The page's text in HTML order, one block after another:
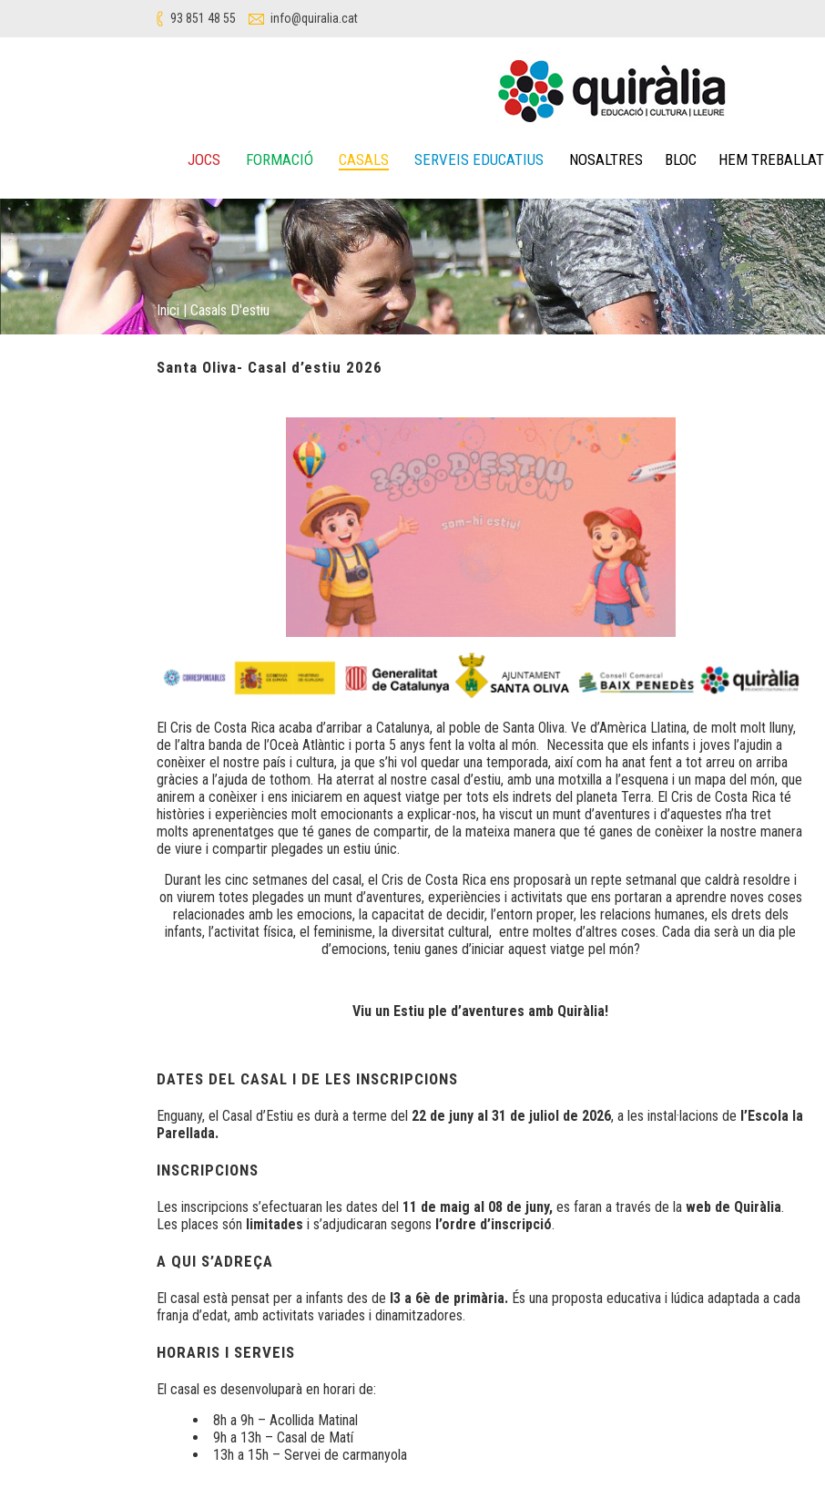
93 851 48 55 info@quiralia.cat
JOCS FORMACIÓ CASALS SERVEIS EDUCATIUS NOSALTRES BLOC HEM TREBALLAT
Inici|Casals D'estiu
Santa Oliva- Casal d’estiu 2026
El Cris de Costa Rica acaba d’arribar a Catalunya, al poble de Santa Oliva. Ve d’Amèrica Llatina, de molt molt lluny,
de l’altra banda de l’Oceà Atlàntic i porta 5 anys fent la volta al món. Necessita que els infants i joves l’ajudin a
conèixer el nostre país i cultura, ja que s’hi vol quedar una temporada, així com ha anat fent a tot arreu on arriba
gràcies a l’ajuda de tothom. Ha aterrat al nostre casal d’estiu, amb una motxilla a l’esquena i un mapa del món, que
anirem a conèixer i ens iniciarem en aquest viatge per tots els indrets del planeta Terra. El Cris de Costa Rica té
històries i experiències molt emocionants a explicar-nos, ha viscut un munt d’aventures i d’aquestes n’ha tret
molts aprenentatges que té ganes de compartir, de la mateixa manera que té ganes de conèixer la nostre manera
de viure i compartir plegades un estiu únic.
Durant les cinc setmanes del casal, el Cris de Costa Rica ens proposarà un repte setmanal que caldrà resoldre i
on viurem totes plegades un munt d’aventures, experiències i activitats que ens portaran a aprendre noves coses
relacionades amb les emocions, la capacitat de decidir, l’entorn proper, les relacions humanes, els drets dels
infants, l’activitat física, el feminisme, la diversitat cultural, entre moltes d’altres coses. Cada dia serà un dia ple
d’emocions, teniu ganes d’iniciar aquest viatge pel món?
Viu un Estiu ple d’aventures amb Quiràlia!
DATES DEL CASAL I DE LES INSCRIPCIONS
Enguany, el Casal d’Estiu es durà a terme del 22 de juny al 31 de juliol de 2026, a les instal·lacions de l’Escola la
Parellada.
INSCRIPCIONS
Les inscripcions s’efectuaran les dates del 11 de maig al 08 de juny, es faran a través de la web de Quiràlia.
Les places són limitades i s’adjudicaran segons l’ordre d’inscripció.
A QUI S’ADREÇA
El casal està pensat per a infants des de I3 a 6è de primària. És una proposta educativa i lúdica adaptada a cada
franja d’edat, amb activitats variades i dinamitzadores.
HORARIS I SERVEIS
El casal es desenvoluparà en horari de:
8h a 9h – Acollida Matinal
9h a 13h – Casal de Matí
13h a 15h – Servei de carmanyola